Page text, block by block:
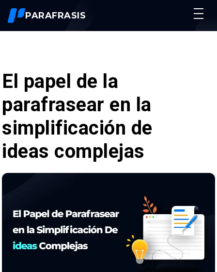
PARAFRASIS
Reescribir Textos
Precios
El papel de la
parafrasear en la
simplificación de
ideas complejas